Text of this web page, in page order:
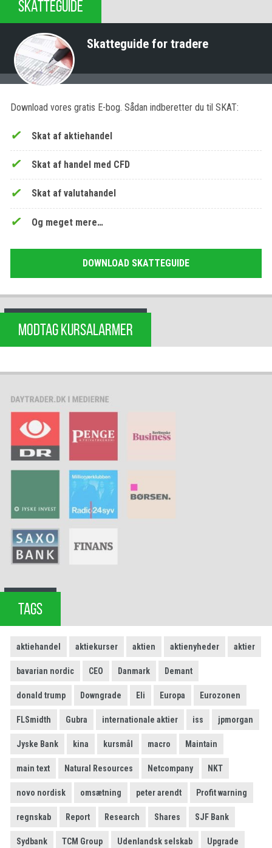
SKATTEGUIDE
Skatteguide for tradere
Download vores gratis E-bog. Sådan indberetter du til SKAT:
Skat af aktiehandel
Skat af handel med CFD
Skat af valutahandel
Og meget mere…
DOWNLOAD SKATTEGUIDE
MODTAG KURSALARMER
TAGS
aktiehandel aktiekurser aktien aktienyheder aktier
bavarian nordic CEO Danmark Demant
donald trump Downgrade Eli Europa Eurozonen
FLSmidth Gubra internationale aktier iss jpmorgan
Jyske Bank kina kursmål macro Maintain
main text Natural Resources Netcompany NKT
novo nordisk omsætning peter arendt Profit warning
regnskab Report Research Shares SJF Bank
Sydbank TCM Group Udenlandsk selskab Upgrade